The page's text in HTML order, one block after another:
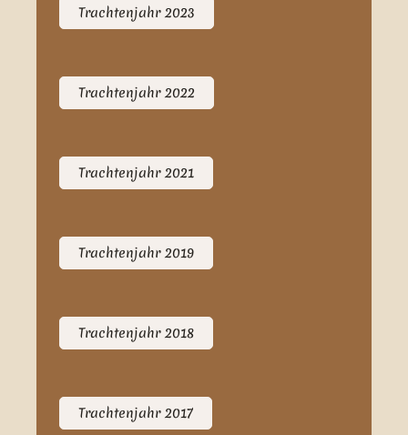
Trachtenjahr 2023
Trachtenjahr 2022
Trachtenjahr 2021
Trachtenjahr 2019
Trachtenjahr 2018
Trachtenjahr 2017